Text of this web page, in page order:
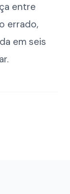
entre
errado,
em seis